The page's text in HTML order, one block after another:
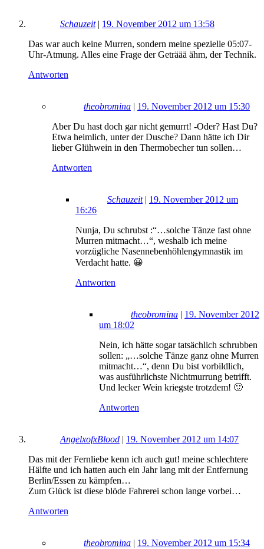
Schauzeit| 19. November 2012 um 13:58
Das war auch keine Murren, sondern meine spezielle 05:07-
Uhr-Atmung. Alles eine Frage der Geträää ähm, der Technik.
Antworten
theobromina | 19. November 2012 um 15:30
Aber Du hast doch gar nicht gemurrt! -Oder? Hast Du?
Etwa heimlich, unter der Dusche? Dann hätte ich Dir
lieber Glühwein in den Thermobecher tun sollen…
Antworten
Schauzeit| 19. November 2012 um
16:26
Nunja, Du schrubst :“…solche Tänze fast ohne
Murren mitmacht…“, weshalb ich meine
vorzügliche Nasennebenhöhlengymnastik im
Verdacht hatte. 😀
Antworten
theobromina | 19. November 2012
um 18:02
Nein, ich hätte sogar tatsächlich schrubben
sollen: „…solche Tänze ganz ohne Murren
mitmacht…“, denn Du bist vorbildlich,
was ausführlichste Nichtmurrung betrifft.
Und lecker Wein kriegste trotzdem! 🙂
Antworten
AngelxofxBlood | 19. November 2012 um 14:07
Das mit der Fernliebe kenn ich auch gut! meine schlechtere
Hälfte und ich hatten auch ein Jahr lang mit der Entfernung
Berlin/Essen zu kämpfen…
Zum Glück ist diese blöde Fahrerei schon lange vorbei…
Antworten
theobromina | 19. November 2012 um 15:34